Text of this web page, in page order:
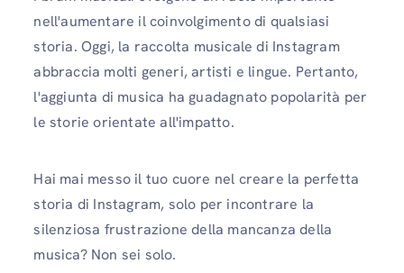
nell'aumentare il coinvolgimento di qualsiasi
storia. Oggi, la raccolta musicale di Instagram
abbraccia molti generi, artisti e lingue. Pertanto,
l'aggiunta di musica ha guadagnato popolarità per
le storie orientate all'impatto.
Hai mai messo il tuo cuore nel creare la perfetta
storia di Instagram, solo per incontrare la
silenziosa frustrazione della mancanza della
musica? Non sei solo.